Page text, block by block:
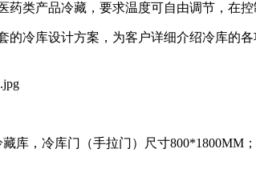
药类产品冷藏，要求温度可自由调节，在
冷库设计方案，为客户详细介绍冷库的
库，冷库门（手拉门）尺寸800*1800MM；